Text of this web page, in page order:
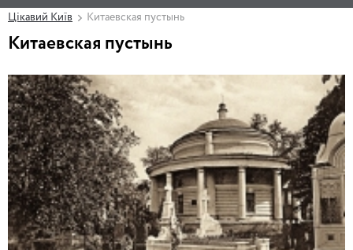
Цікавий Київ Китаевская пустынь
Китаевская пустынь